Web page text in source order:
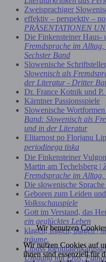
Zweisprachiger
effektiv – perspektiv –
PRÄSENTATIONEN
Die Finkensteiner Haus-
Fremdsprache im
Sechster Band
Slowenische
Slowenisch als
der Literatur - Dritter
Dr. France Kotnik und
Kärntner Passionsspiele
Slowenische
Band: Slowenisch als
und in der Literatur
Elitarnost po Florjanu
periodinega tiska
Die Finkensteiner
Martin am Techelsberg |
Fremdsprache im
Die slowenische
Geboren zum Leiden
Volksschauspiele
Gott im Verstand, das
ein geglücktes Leben
klagen, fragen, plagen |
träume.
Lipušs
Umgang mit Eros,
Wir benutzen
Wir nutzen Cookies auf
ihnen sind essenziell für